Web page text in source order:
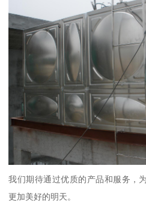
我们期待通过优质的产品和服务，
更加美好的明天。